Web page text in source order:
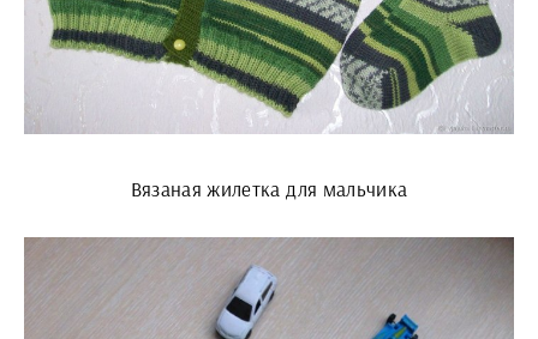
Вязаная жилетка для мальчика